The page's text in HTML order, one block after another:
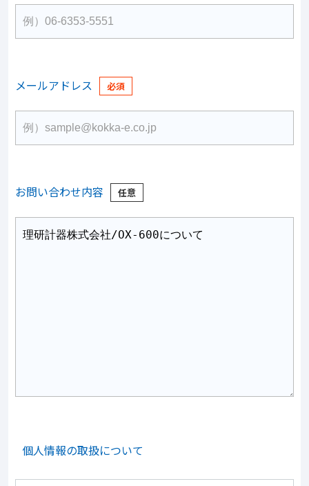
メールアドレス
お問い合わせ内容
個人情報の取扱について